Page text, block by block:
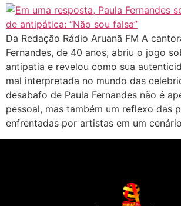
Da Redação Rádio Aruanã FM A
Fernandes, de 40 anos, abriu o jogo
antipatia e revelou como sua
mal interpretada no mundo das
desabafo de Paula Fernandes não é
pessoal, mas também um reflexo das
enfrentadas por artistas em um